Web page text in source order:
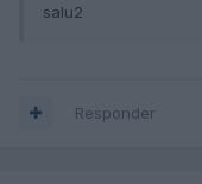
salu2
Responder